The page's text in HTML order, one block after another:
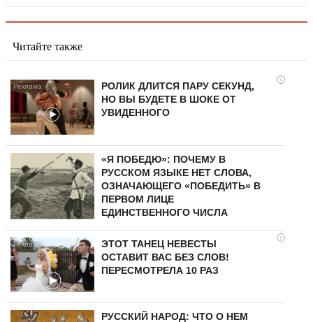
Читайте также
i
РОЛИК ДЛИТСЯ ПАРУ СЕКУНД,
НО ВЫ БУДЕТЕ В ШОКЕ ОТ
УВИДЕННОГО
«Я ПОБЕДЮ»: ПОЧЕМУ В
РУССКОМ ЯЗЫКЕ НЕТ СЛОВА,
ОЗНАЧАЮЩЕГО «ПОБЕДИТЬ» В
ПЕРВОМ ЛИЦЕ
ЕДИНСТВЕННОГО ЧИСЛА
i
ЭТОТ ТАНЕЦ НЕВЕСТЫ
ОСТАВИТ ВАС БЕЗ СЛОВ!
ПЕРЕСМОТРЕЛА 10 РАЗ
РУССКИЙ НАРОД: ЧТО О НЕМ